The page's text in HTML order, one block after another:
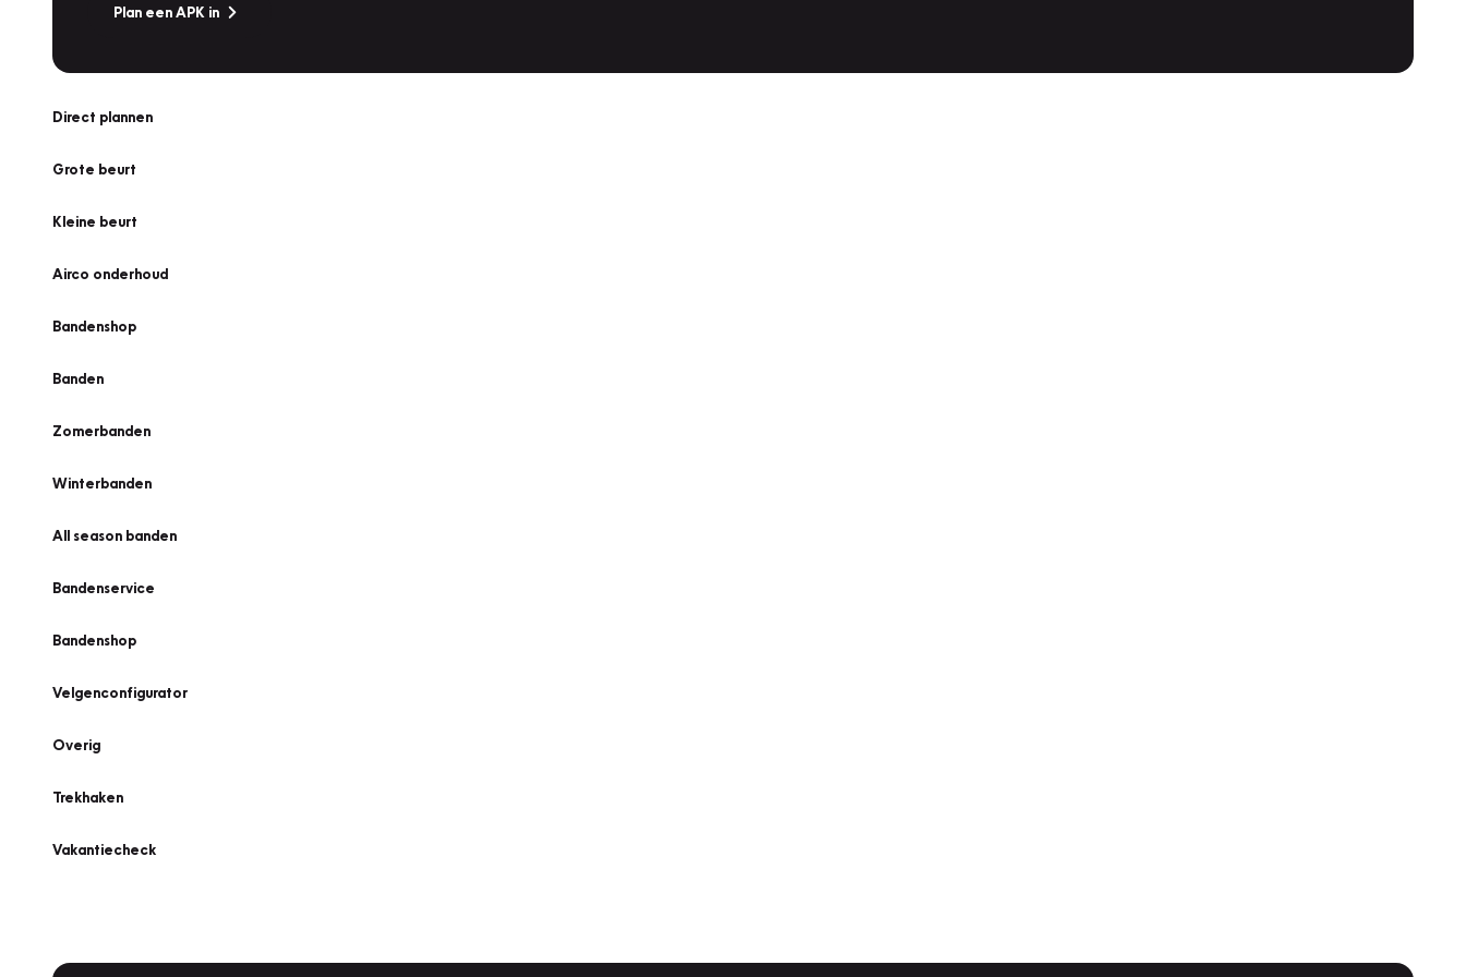
Plan een APK in
Direct plannen
Grote beurt
Kleine beurt
Airco onderhoud
Bandenshop
Banden
Zomerbanden
Winterbanden
All season banden
Bandenservice
Bandenshop
Velgenconfigurator
Overig
Trekhaken
Vakantiecheck